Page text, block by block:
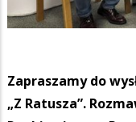
Zapraszamy do
„Z Ratusza”.